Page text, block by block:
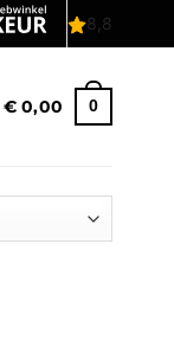
€0,00 0